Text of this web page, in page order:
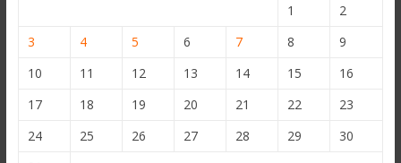
1
2
3
4 5 6 7 8
9
10
11 12 13 14 15
16
17
18 19 20 21 22
23
24
25 26 27 28 29
30